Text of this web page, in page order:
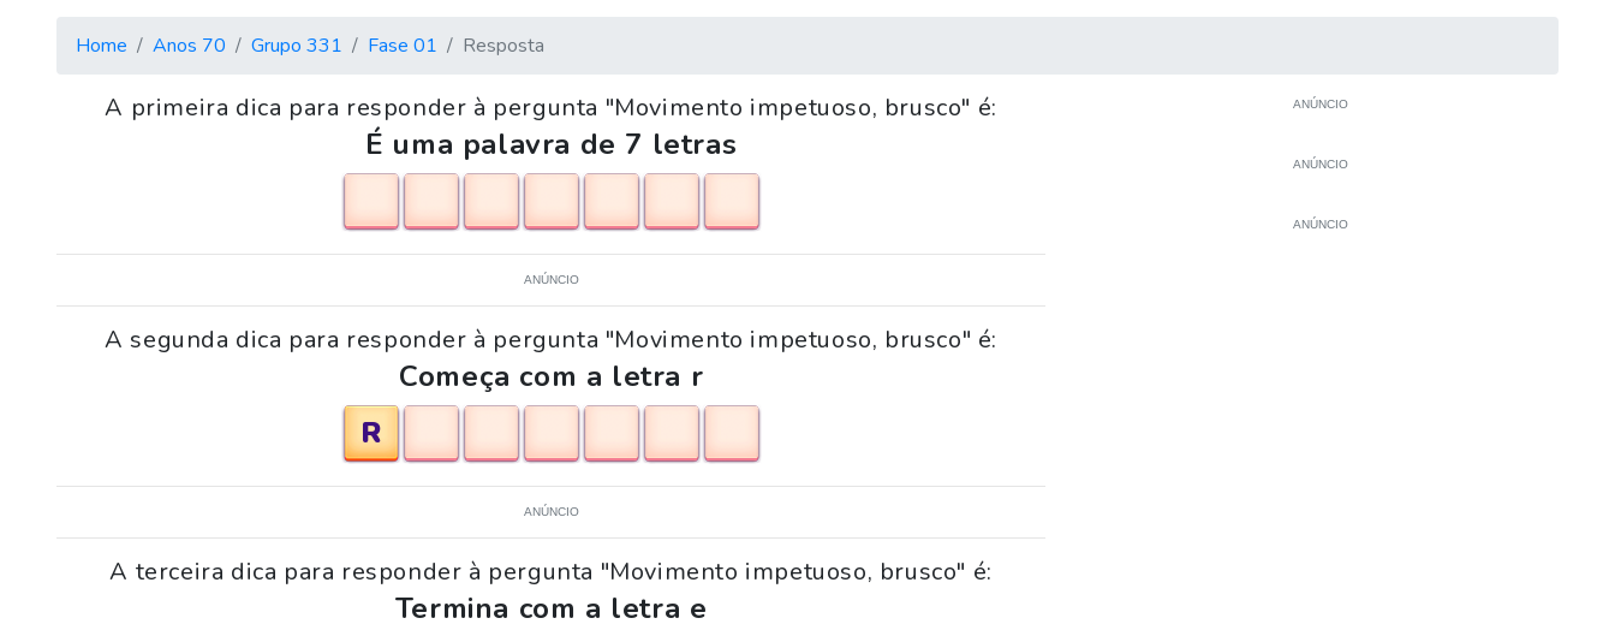
Home Anos 70 Grupo 331 Fase 01 Resposta
A primeira dica para responder à pergunta "Movimento impetuoso, brusco" é:
É uma palavra de 7 letras
ANÚNCIO
A segunda dica para responder à pergunta "Movimento impetuoso, brusco" é:
Começa com a letra r
R
ANÚNCIO
A terceira dica para responder à pergunta "Movimento impetuoso, brusco" é:
Termina com a letra e
ANÚNCIO
ANÚNCIO
ANÚNCIO